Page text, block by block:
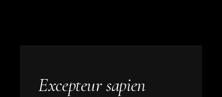
Excepteur sapien